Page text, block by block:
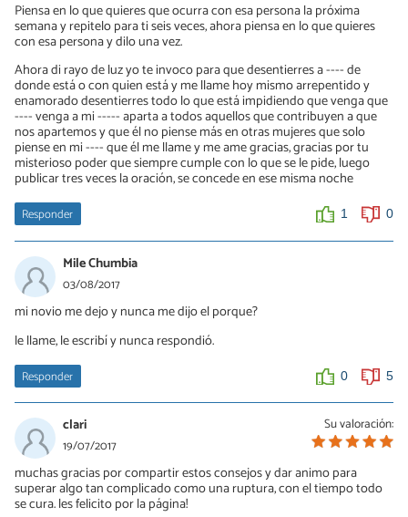
este tiempo tu amor propio y tu dignidad, ya no ruegues, el amor
no se ruega, el amor se siente y se vive, si tienes que rogar, ya
estas perdido, y en ese momento tu chica siente que puede hacer
lo que quiera contigo, demuestrale que no es así, que tu vales la
pena, si después de este tiempo solo, de tanto llanto, pena y
amargura, ella vuelve y tu aun quieres volver con ella, no le
recuerdes los malos momentos ni el pasado, empieza de nuevo,
una historia nueva, conquistense mutuamente, ya veras que esto
te funcionará, y si ella no vuelve, felicidades, en este tiempo ya lo
superaste y puedes continuar con tu vida, conoce gente nueva, el
mundo no se detiene porque rompen contigo, la vida sigue
amigo!!!!, un abrazo y toda la fuerza....
0 0
Ricardo
10/02/2022
Ojo detras de la frase "no te quiero hacer daño" hay una
mentira.....afronte , amate, suelte sin rencor, llegará quien te quiera
a tu vida.
0 0
Piensa en lo que quieres que ocurra con esa persona la próxima
semana y repitelo para ti seis veces, ahora piensa en lo que quieres
con esa persona y dilo una vez.
Ahora di rayo de luz yo te invoco para que desentierres a ---- de
donde está o con quien está y me llame hoy mismo arrepentido y
enamorado desentierres todo lo que está impidiendo que venga que
---- venga a mi ----- aparta a todos aquellos que contribuyen a que
nos apartemos y que él no piense más en otras mujeres que solo
piense en mi ---- que él me llame y me ame gracias, gracias por tu
misterioso poder que siempre cumple con lo que se le pide, luego
publicar tres veces la oración, se concede en ese misma noche
Responder 1 0
Mile Chumbia
03/08/2017
mi novio me dejo y nunca me dijo el porque?
le llame, le escribí y nunca respondió.
Responder 0 5
Su valoración:
clari
19/07/2017
muchas gracias por compartir estos consejos y dar animo para
superar algo tan complicado como una ruptura, con el tiempo todo
se cura. les felicito por la página!